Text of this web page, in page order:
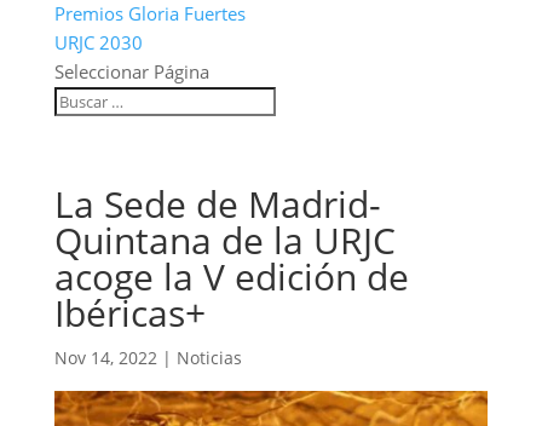
Premios Gloria Fuertes
URJC 2030
Seleccionar Página
La Sede de Madrid-
Quintana de la URJC
acoge la V edición de
Ibéricas+
Nov 14, 2022| Noticias